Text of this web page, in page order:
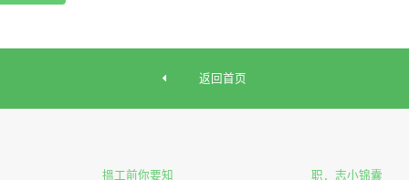
返回首页
搵工前你要知 职．志小锦囊